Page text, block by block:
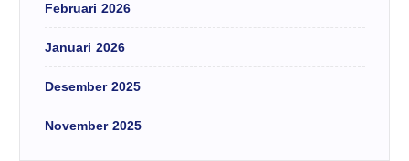
Februari 2026
Januari 2026
Desember 2025
November 2025